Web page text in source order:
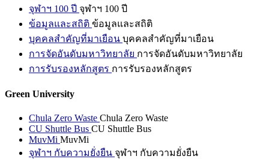
จุฬาฯ 100 ปี จุฬาฯ 100 ปี
ข้อมูลและสถิติ ข้อมูลและสถิติ
บุคคลสำคัญที่มาเยือน บุคคลสำคัญที่มาเยือน
การจัดอันดับมหาวิทยาลัย การจัดอันดับมหาวิทยาลัย
การรับรองหลักสูตร การรับรองหลักสูตร
Green University
Chula Zero Waste Chula Zero Waste
CU Shuttle Bus CU Shuttle Bus
MuvMi MuvMi
จุฬาฯ กับความยั่งยืน จุฬาฯ กับความยั่งยืน